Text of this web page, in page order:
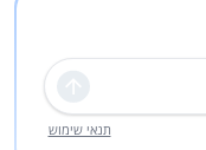
שליחה
תנאי שימוש